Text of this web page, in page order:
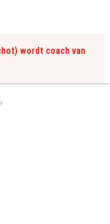
wordt coach van